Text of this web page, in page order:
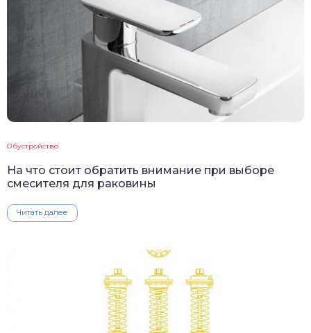
Обустройство
На что стоит обратить внимание при выборе
смесителя для раковины
Читать далее